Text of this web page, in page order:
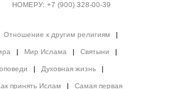
НОМЕРУ: +7 (900) 328-00-39
Отношение к другим религиям |
| Мир Ислама | Святыни |
| Духовная жизнь |
принять Ислам | Самая первая